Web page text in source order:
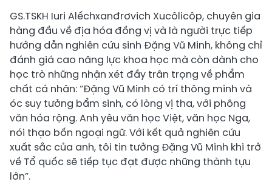
GS.TSKH Iuri Alếchxanđrơvich Xucôlicôp, chuyên gia
hàng đầu về địa hóa đồng vị và là người trực tiếp
hướng dẫn nghiên cứu sinh Đặng Vũ Minh, không chỉ
đánh giá cao năng lực khoa học mà còn dành cho
học trò những nhận xét đầy trân trọng về phẩm
chất cá nhân: “Đặng Vũ Minh có trí thông minh và
óc suy tưởng bẩm sinh, có lòng vị tha, với phông
văn hóa rộng. Anh yêu văn học Việt, văn học Nga,
nói thạo bốn ngoại ngữ. Với kết quả nghiên cứu
xuất sắc của anh, tôi tin tưởng Đặng Vũ Minh khi trở
về Tổ quốc sẽ tiếp tục đạt được những thành tựu
lớn”.